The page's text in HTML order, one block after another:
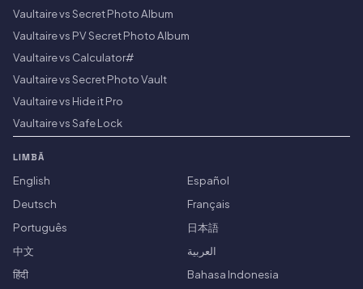
Vaultaire vs Secret Photo Album
Vaultaire vs PV Secret Photo Album
Vaultaire vs Calculator#
Vaultaire vs Secret Photo Vault
Vaultaire vs Hide it Pro
Vaultaire vs Safe Lock
LIMBĂ
English
Español
Deutsch
Français
Português
日本語
中文
العربية
हिंदी
Bahasa Indonesia